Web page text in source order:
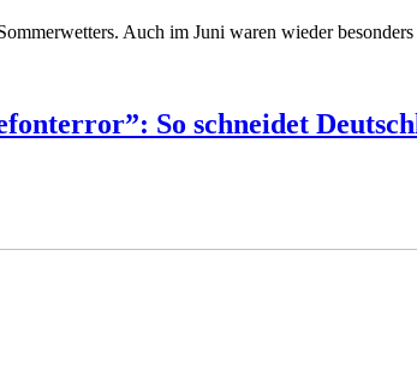
Auch im Juni waren wieder
So schneidet